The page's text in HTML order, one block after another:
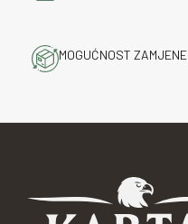
MOGUĆNOST ZAMJENE